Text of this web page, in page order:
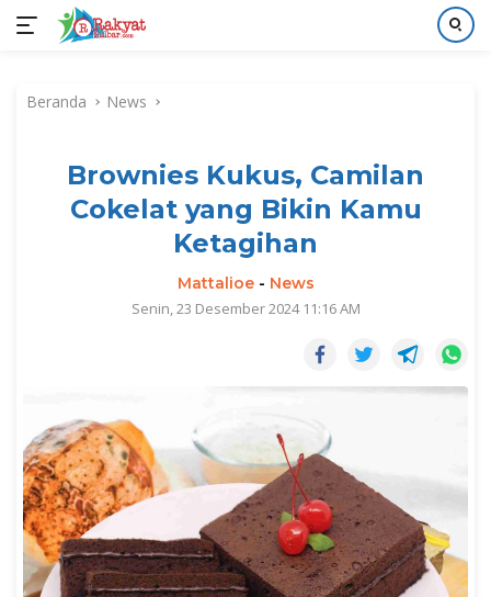
kontenBeranda News
Brownies Kukus, Camilan
Cokelat yang Bikin Kamu
Ketagihan
Mattalioe- News
Senin, 23 Desember 2024 11:16 AM